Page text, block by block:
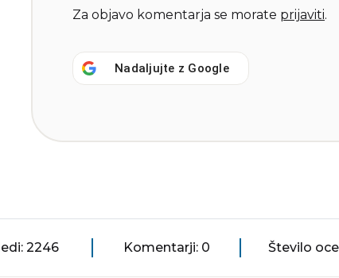
Za objavo komentarja se morate prijaviti.
Nadaljujte z Google
2246 Komentarji: 0 Število